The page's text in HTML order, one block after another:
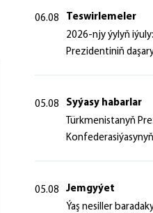
06.08
Teswirlemeler
2026-njy ýylyň
Prezidentiniň
05.08
Syýasy habarlar
Türk­me­nis­ta­nyň
05.08
Jemgyýet
Ýaş ne­sil­ler